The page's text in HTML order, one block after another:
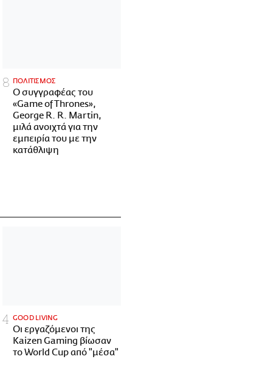
ΠΟΛΙΤΙΣΜΟΣ
Ο συγγραφέας του
«Game of Thrones»,
George R. R. Martin,
μιλά ανοιχτά για την
εμπειρία του με την
κατάθλιψη
GOOD LIVING
Οι εργαζόμενοι της
Kaizen Gaming βίωσαν
το World Cup από "μέσα"